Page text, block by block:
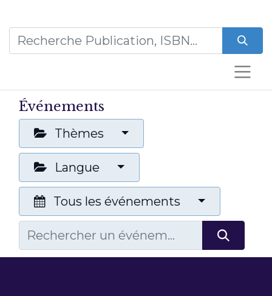
Événements
Thèmes
Langue
Tous les événements